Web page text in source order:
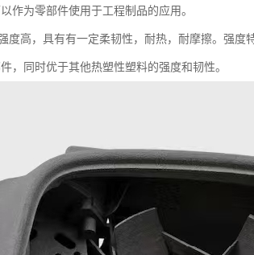
作为零部件使用于工程制品的应用。
度高，具有有一定柔韧性，耐热，耐摩擦。强度
，同时优于其他热塑性塑料的强度和韧性。